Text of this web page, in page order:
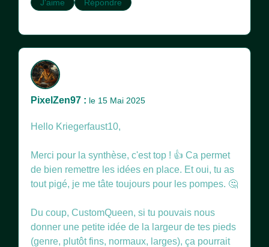
J'aime Répondre
PixelZen97 : le 15 Mai 2025
Hello Kriegerfaust10,
Merci pour la synthèse, c'est top ! 👍 Ca permet
de bien remettre les idées en place. Et oui, tu as
tout pigé, je me tâte toujours pour les pompes. 🤔
Du coup, CustomQueen, si tu pouvais nous
donner une petite idée de la largeur de tes pieds
(genre, plutôt fins, normaux, larges), ça pourrait